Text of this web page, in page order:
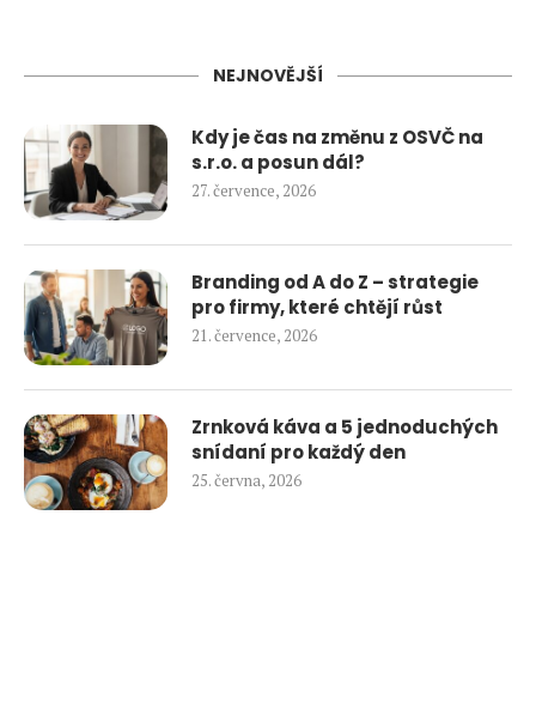
NEJNOVĚJŠÍ
Kdy je čas na změnu z OSVČ na
s.r.o. a posun dál?
27. července, 2026
Branding od A do Z – strategie
pro firmy, které chtějí růst
21. července, 2026
Zrnková káva a 5 jednoduchých
snídaní pro každý den
25. června, 2026